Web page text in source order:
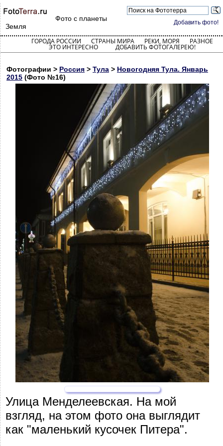
Добавить фото!
Фото с планеты
Земля
ГОРОДА РОССИИ СТРАНЫ МИРА РЕКИ, МОРЯ РАЗНОЕ
ЭТО ИНТЕРЕСНО ДОБАВИТЬ ФОТОГАЛЕРЕЮ!
Фотографии > Россия > Тула > Новогодняя Тула. Январь
2015 (Фото №16)
Улица Менделеевская. На мой
взгляд, на этом фото она выглядит
как "маленький кусочек Питера".